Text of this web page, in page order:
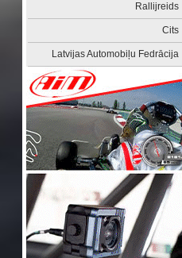
Rallijreids
Cits
Latvijas Automobiļu Fedrācija